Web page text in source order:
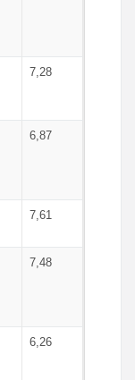
7,28
6,87
7,61
7,48
6,26